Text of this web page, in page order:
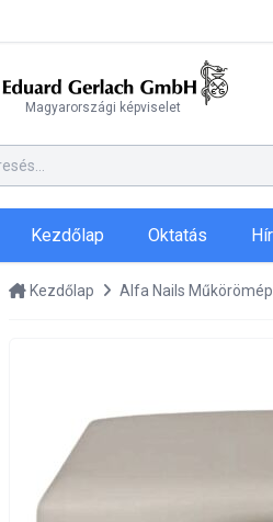
Magyarországi képviselet
Kezdőlap Oktatás
Kezdőlap Alfa Nails